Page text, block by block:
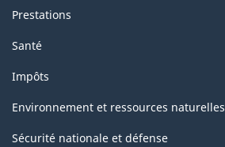
Prestations
Santé
Impôts
Environnement et ressources naturelles
Sécurité nationale et défense